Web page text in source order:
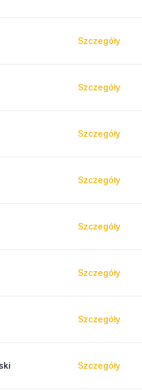
Szczegóły
Szczegóły
Szczegóły
Szczegóły
Szczegóły
Szczegóły
Szczegóły
Szczegóły